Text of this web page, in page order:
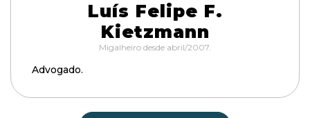
Luís Felipe F.
Kietzmann
Migalheiro desde abril/2007.
Advogado.